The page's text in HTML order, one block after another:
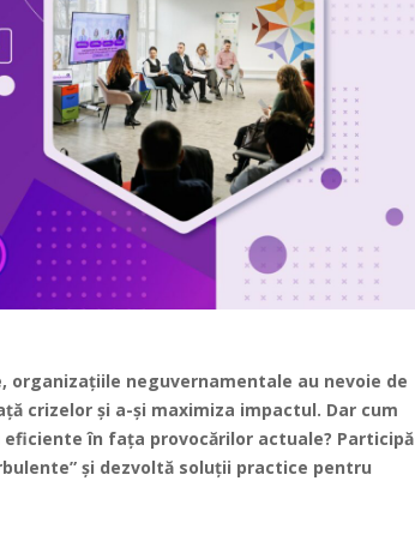
neguvernamentale au nevoie de
crizelor și a-și maximiza impactul. Dar cum
în fața provocărilor actuale? Participă
și dezvoltă soluții practice pentru